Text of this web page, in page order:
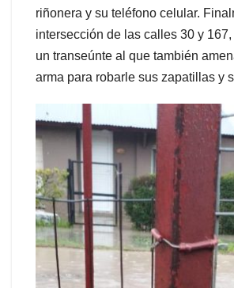
riñonera y su teléfono celular.
intersección de las calles 30 y
un transeúnte al que también
arma para robarle sus zapatillas y